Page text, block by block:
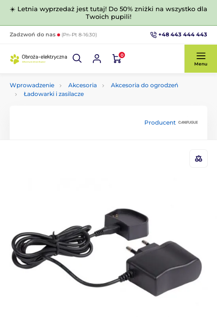
☀️ Letnia wyprzedaż jest tutaj! Do 50% zniżki na wszystko dla
Twoich pupili!
Zadzwoń do nas (Pn-Pt 8-16:30) +48 443 444 443
0
Menu
Wprowadzenie Akcesoria
Akcesoria do ogrodzeń
Ładowarki i zasilacze
Producent